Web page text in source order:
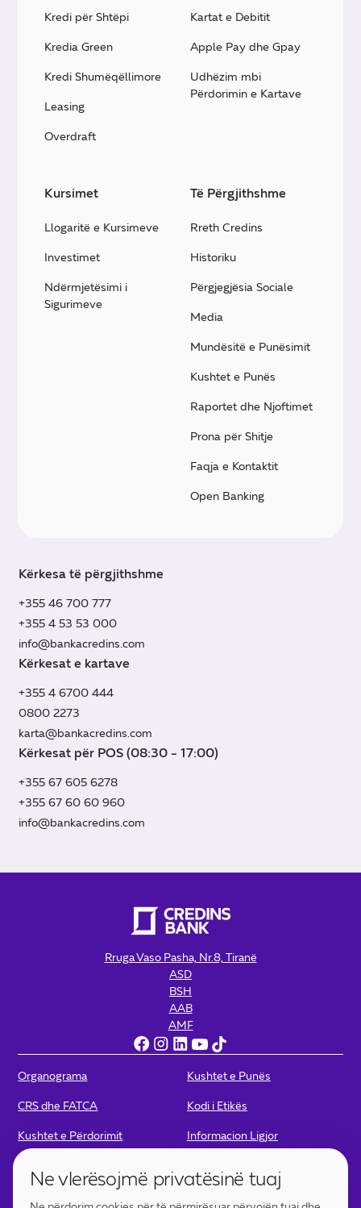
Kredi për Shtëpi
Kredia Green
Kredi Shumëqëllimore
Leasing
Overdraft
Kartat e Debitit
Apple Pay dhe Gpay
Udhëzim mbi
Përdorimin e Kartave
Kursimet
Llogaritë e Kursimeve
Investimet
Ndërmjetësimi i
Sigurimeve
Të Përgjithshme
Rreth Credins
Historiku
Përgjegjësia Sociale
Media
Mundësitë e Punësimit
Kushtet e Punës
Raportet dhe Njoftimet
Prona për Shitje
Faqja e Kontaktit
Open Banking
Kërkesa të përgjithshme
+355 46 700 777
+355 4 53 53 000
info@bankacredins.com
Kërkesat e kartave
+355 4 6700 444
0800 2273
karta@bankacredins.com
Kërkesat për POS (08:30 - 17:00)
+355 67 605 6278
+355 67 60 60 960
info@bankacredins.com
Rruga Vaso Pasha, Nr.8, Tiranë
ASD
BSH
AAB
AMF
Organograma Kushtet e Punës
CRS dhe FATCA Kodi i Etikës
Kushtet e Përdorimit Informacion Ligjor
Ne vlerësojmë privatësinë tuaj